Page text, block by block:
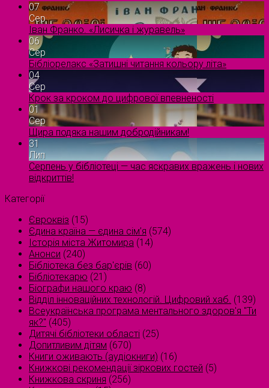
07
Сер
Іван Франко. «Лисичка і журавель»
06
Сер
Бібліорелакс «Затишні читання кольору літа»
04
Сер
Крок за кроком до цифрової впевненості
01
Сер
Щира подяка нашим добродійникам!
31
Лип
Серпень у бібліотеці — час яскравих вражень і нових
відкриттів!
Категорії
Євроквіз (15)
Єдина країна — єдина сім’я (574)
Історія міста Житомира (14)
Анонси (240)
Бібліотека без бар'єрів (60)
Бібліотекарю (21)
Біографи нашого краю (8)
Відділ інноваційних технологій. Цифровий хаб. (139)
Всеукраїнська програма ментального здоров'я "Ти
як?" (405)
Дитячі бібліотеки області (25)
Допитливим дітям (670)
Книги оживають (аудіокниги) (16)
Книжкові рекомендації зіркових гостей (5)
Книжкова скриня (256)